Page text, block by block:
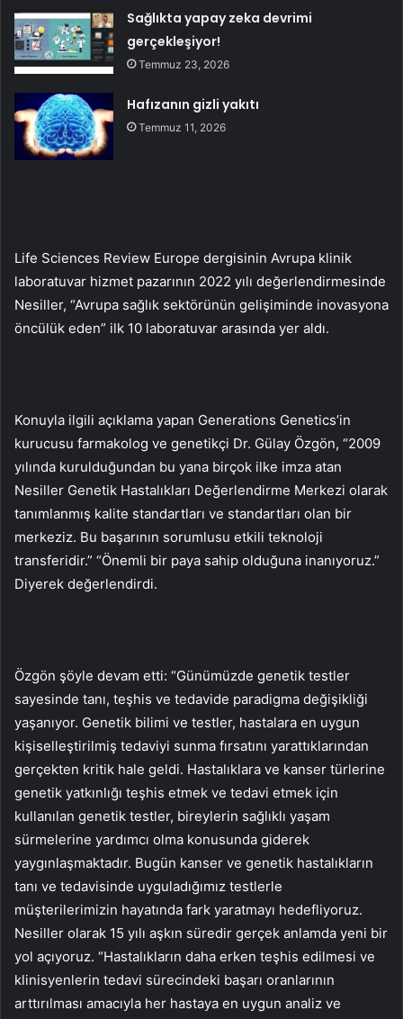
Sağlıkta yapay zeka devrimi
gerçekleşiyor!
Temmuz 23, 2026
Hafızanın gizli yakıtı
Temmuz 11, 2026
Life Sciences Review Europe dergisinin Avrupa klinik
laboratuvar hizmet pazarının 2022 yılı değerlendirmesinde
Nesiller, “Avrupa sağlık sektörünün gelişiminde inovasyona
öncülük eden” ilk 10 laboratuvar arasında yer aldı.
Konuyla ilgili açıklama yapan Generations Genetics’in
kurucusu farmakolog ve genetikçi Dr. Gülay Özgön, “2009
yılında kurulduğundan bu yana birçok ilke imza atan
Nesiller Genetik Hastalıkları Değerlendirme Merkezi olarak
tanımlanmış kalite standartları ve standartları olan bir
merkeziz. Bu başarının sorumlusu etkili teknoloji
transferidir.” “Önemli bir paya sahip olduğuna inanıyoruz.”
Diyerek değerlendirdi.
Özgön şöyle devam etti: “Günümüzde genetik testler
sayesinde tanı, teşhis ve tedavide paradigma değişikliği
yaşanıyor. Genetik bilimi ve testler, hastalara en uygun
kişiselleştirilmiş tedaviyi sunma fırsatını yarattıklarından
gerçekten kritik hale geldi. Hastalıklara ve kanser türlerine
genetik yatkınlığı teşhis etmek ve tedavi etmek için
kullanılan genetik testler, bireylerin sağlıklı yaşam
sürmelerine yardımcı olma konusunda giderek
yaygınlaşmaktadır. Bugün kanser ve genetik hastalıkların
tanı ve tedavisinde uyguladığımız testlerle
müşterilerimizin hayatında fark yaratmayı hedefliyoruz.
Nesiller olarak 15 yılı aşkın süredir gerçek anlamda yeni bir
yol açıyoruz. “Hastalıkların daha erken teşhis edilmesi ve
klinisyenlerin tedavi sürecindeki başarı oranlarının
arttırılması amacıyla her hastaya en uygun analiz ve